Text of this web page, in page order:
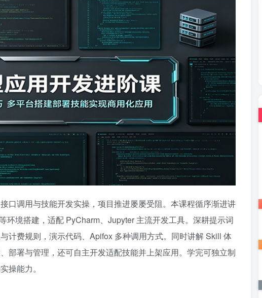
口调用与技能开发实操，项目推进屡屡受阻。本课程循序渐进讲
环境搭建，适配 PyCharm、Jupyter 主流开发工具。深耕提示词
计费规则，演示代码、Apifox 多种调用方式。同时讲解 Skill 体
部署与管理，还可自主开发适配技能并上架应用。学完可独立制
操能力。